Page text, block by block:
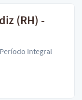
(RH) -
Período Integral